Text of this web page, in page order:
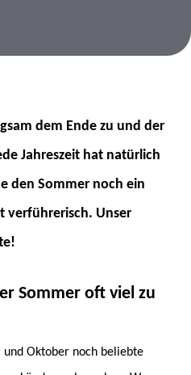
dem Ende zu und der
Jahreszeit hat natürlich
den Sommer noch ein
verführerisch. Unser
Sommer oft viel zu
und Oktober noch beliebte